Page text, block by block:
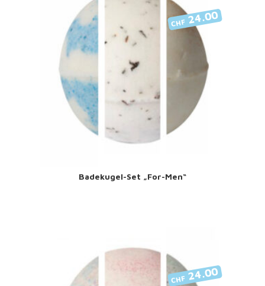
Badekugel-Set „For-Men“
CHF24.00
CHF24.00